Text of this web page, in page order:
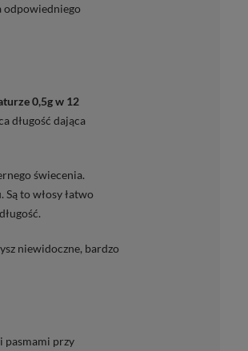
odpowiedniego
0,5g w 12
długość dająca
świecenia.
to włosy łatwo
niewidoczne, bardzo
pasmami przy